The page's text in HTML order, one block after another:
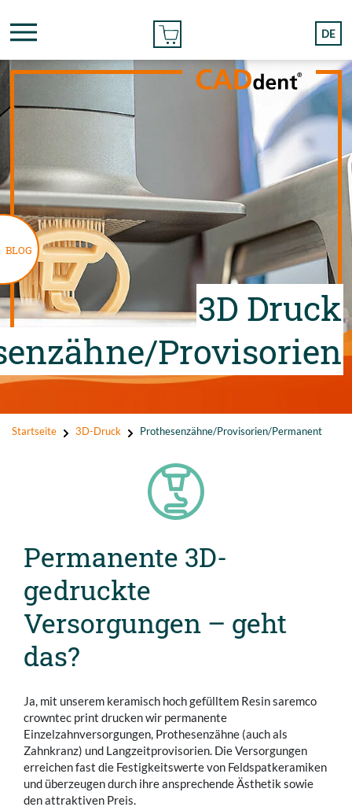
DE
3D Druck
Provisorien
Startseite 3D-Druck Prothesenzähne/Provisorien/Permanent
Permanente 3D-
gedruckte
Versorgungen – geht
das?
Ja, mit unserem keramisch hoch gefülltem Resin saremco
crowntec print drucken wir permanente
Einzelzahnversorgungen, Prothesenzähne (auch als
Zahnkranz) und Langzeitprovisorien. Die Versorgungen
erreichen fast die Festigkeitswerte von Feldspatkeramiken
und überzeugen durch ihre ansprechende Ästhetik sowie
den attraktiven Preis.
BLOG